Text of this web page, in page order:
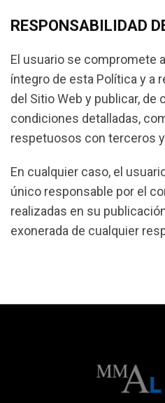
RESPONSABILIDAD
El usuario se compromete
íntegro de esta Política y a
del Sitio Web y publicar, de
condiciones detalladas,
respetuosos con terceros
En cualquier caso, el
único responsable por el
realizadas en su
exonerada de cualquier